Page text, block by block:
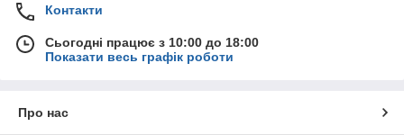
Контакти
Сьогодні працює з 10:00 до 18:00
Показати весь графік роботи
Про нас